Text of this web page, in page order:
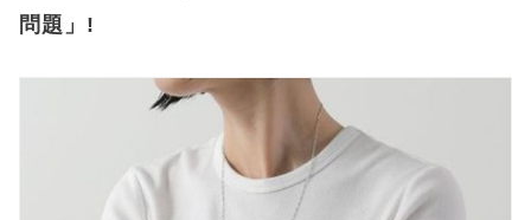
問題」!